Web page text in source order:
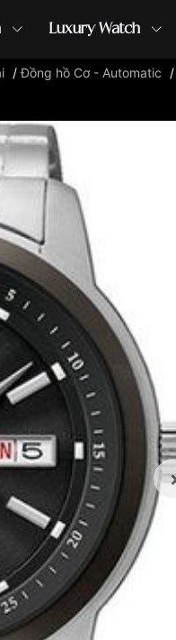
Luxury Watch
đồng hồ G-Shock đồng hồ Orient
/Đồng hồ Cơ - Automatic /